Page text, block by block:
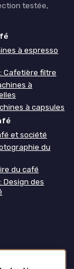
testée,
à espresso
Cafetière filtre
à
à capsules
et société
du
du café
Design des